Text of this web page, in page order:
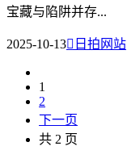
宝藏与陷阱并存...
2025-10-13 日拍网站
1
2
下一页
共 2 页